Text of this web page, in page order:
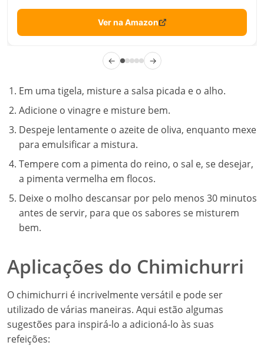
Ver na Amazon
← →
Em uma tigela, misture a salsa picada e o alho.
Adicione o vinagre e misture bem.
Despeje lentamente o azeite de oliva, enquanto mexe
para emulsificar a mistura.
Tempere com a pimenta do reino, o sal e, se desejar,
a pimenta vermelha em flocos.
Deixe o molho descansar por pelo menos 30 minutos
antes de servir, para que os sabores se misturem
bem.
Aplicações do Chimichurri
O chimichurri é incrivelmente versátil e pode ser
utilizado de várias maneiras. Aqui estão algumas
sugestões para inspirá-lo a adicioná-lo às suas
refeições: